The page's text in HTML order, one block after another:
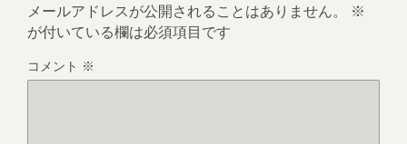
メールアドレスが公開されることはありません。
※
が付いている欄は必須項目です
コメント ※